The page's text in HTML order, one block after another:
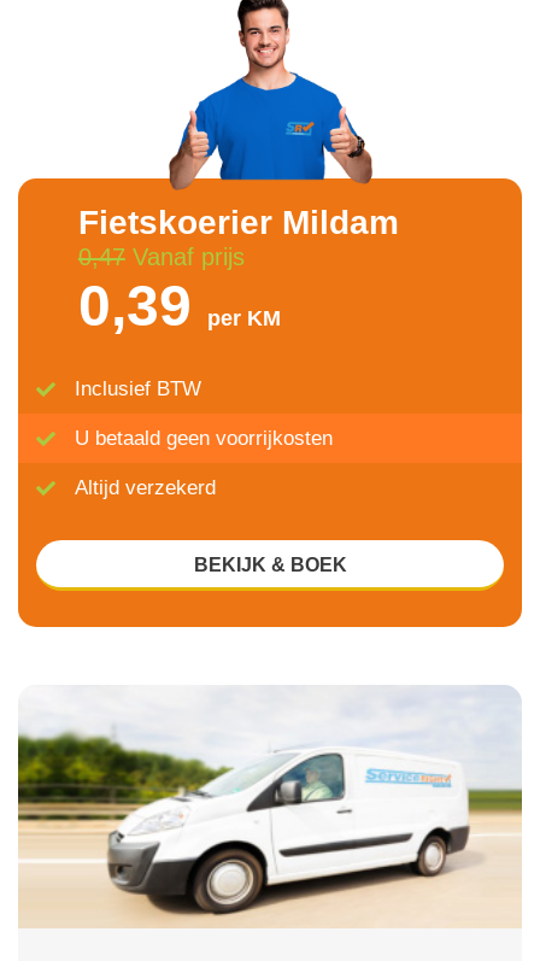
Fietskoerier Mildam
0,47Vanaf prijs
0,39 per KM
Inclusief BTW
U betaald geen voorrijkosten
Altijd verzekerd
BEKIJK & BOEK